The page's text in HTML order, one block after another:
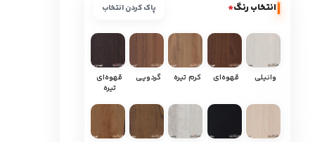
انتخاب رنگ* پاک کردن انتخاب
وانیلی قهوه‌ای کرم تیره گردویی
قهوه‌ای
تیره